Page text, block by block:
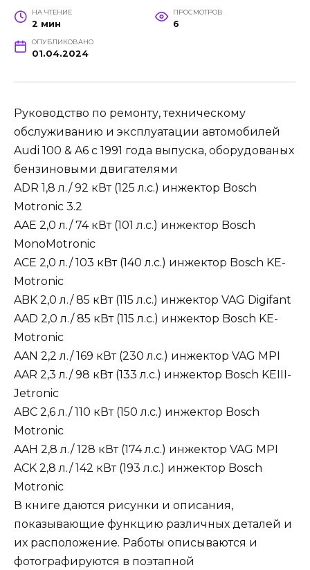
НА ЧТЕНИЕ
2 мин
ПРОСМОТРОВ
6
ОПУБЛИКОВАНО
01.04.2024
Руководство по ремонту, техническому
обслуживанию и эксплуатации автомобилей
Audi 100 & A6 с 1991 года выпуска, оборудованых
бензиновыми двигателями
ADR 1,8 л./ 92 кВт (125 л.с.) инжектор Bosch
Motronic 3.2
AAE 2,0 л./ 74 кВт (101 л.с.) инжектор Bosch
MonoMotronic
ACE 2,0 л./ 103 кВт (140 л.с.) инжектор Bosch KE-
Motronic
ABK 2,0 л./ 85 кВт (115 л.с.) инжектор VAG Digifant
AAD 2,0 л./ 85 кВт (115 л.с.) инжектор Bosch KE-
Motronic
AAN 2,2 л./ 169 кВт (230 л.с.) инжектор VAG MPI
AAR 2,3 л./ 98 кВт (133 л.с.) инжектор Bosch KEIII-
Jetronic
ABC 2,6 л./ 110 кВт (150 л.с.) инжектор Bosch
Motronic
AAH 2,8 л./ 128 кВт (174 л.с.) инжектор VAG MPI
ACK 2,8 л./ 142 кВт (193 л.с.) инжектор Bosch
Motronic
В книге даются рисунки и описания,
показывающие функцию различных деталей и
их расположение. Работы описываются и
фотографируются в поэтапной